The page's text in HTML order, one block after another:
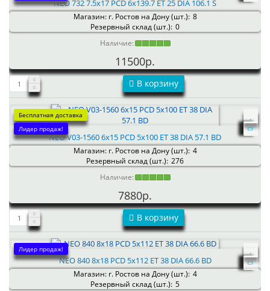
NEO 732 7.5x17 PCD 6x139.7 ET 25 DIA 106.1 S
Магазин: г. Ростов на Дону (шт.): 8
Резервный склад (шт.): 0
Наличие:
11500р.
В корзину
Бесплатная доставка
Лидер продаж!
NEO V03-1560 6x15 PCD 5x100 ET 38 DIA 57.1 BD
Магазин: г. Ростов на Дону (шт.): 4
Резервный склад (шт.): 276
Наличие:
7880р.
В корзину
Лидер продаж!
NEO 840 8x18 PCD 5x112 ET 38 DIA 66.6 BD
Магазин: г. Ростов на Дону (шт.): 4
Резервный склад (шт.): 5